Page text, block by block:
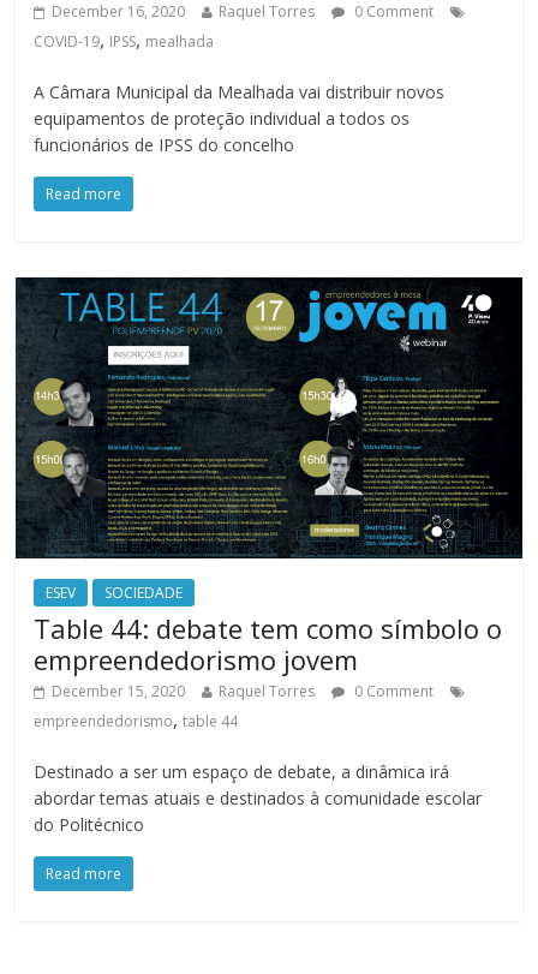
December 16, 2020 Raquel Torres
0 Comment
COVID-19, IPSS, mealhada
A Câmara Municipal da Mealhada vai distribuir novos
equipamentos de proteção individual a todos os
funcionários de IPSS do concelho
Read more
ESEV SOCIEDADE
Table 44: debate tem como símbolo o
empreendedorismo jovem
December 15, 2020 Raquel Torres
0 Comment
empreendedorismo,table 44
Destinado a ser um espaço de debate, a dinâmica irá
abordar temas atuais e destinados à comunidade escolar
do Politécnico
Read more